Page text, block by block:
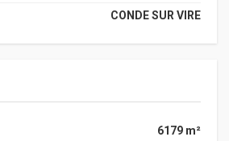
CONDE SUR VIRE
6179 m²